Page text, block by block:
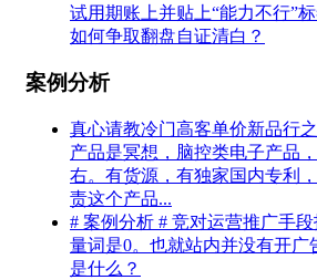
试用期账上并贴上“能力不行”
如何争取翻盘自证清白？
案例分析
真心请教冷门高客单价新品行
产品是冥想，脑控类电子产品
右。有货源，有独家国内专利
责这个产品...
# 案例分析 # 竞对运营推广手
量词是0。也就站内并没有开广
是什么？